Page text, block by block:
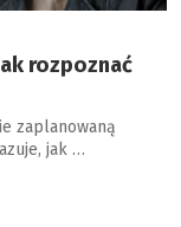
rozpoznać
zaplanowaną
jak …